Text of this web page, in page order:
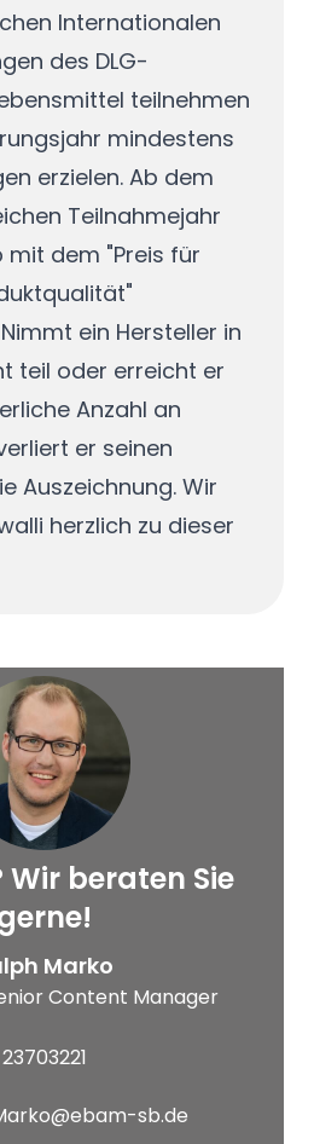
Internationalen
des DLG-
teilnehmen
mindestens
erzielen. Ab dem
Teilnahmejahr
dem "Preis für
ein Hersteller in
teil oder erreicht er
Anzahl an
er seinen
Auszeichnung. Wir
herzlich zu dieser
Bund
Wir beraten Sie
Marko
Content Manager
sb.de